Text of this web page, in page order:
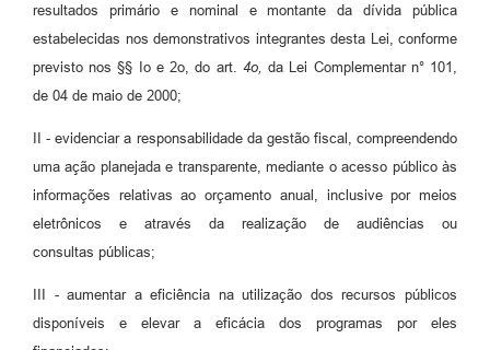
resultados primário e nominal e montante da dívida pública
estabelecidas nos demonstrativos integrantes desta Lei, conforme
previsto nos §§ Io e 2o, do art. 4o, da Lei Complementar n° 101,
de 04 de maio de 2000;
II - evidenciar a responsabilidade da gestão fiscal, compreendendo
uma ação planejada e transparente, mediante o acesso público às
informações relativas ao orçamento anual, inclusive por meios
eletrônicos e através da realização de audiências ou
consultas públicas;
III - aumentar a eficiência na utilização dos recursos públicos
disponíveis e elevar a eficácia dos programas por eles